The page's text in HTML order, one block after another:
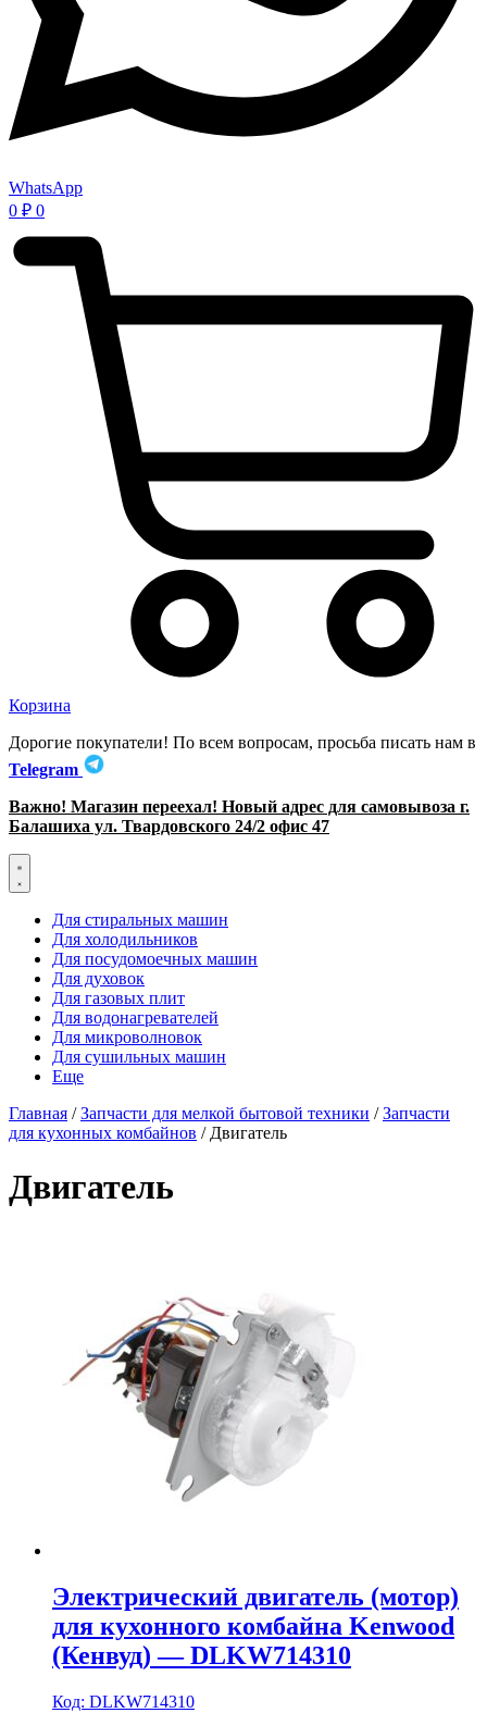
WhatsApp
0 ₽ 0
Корзина
Дорогие покупатели! По всем вопросам, просьба писать нам в
Telegram
Важно! Магазин переехал! Новый адрес для самовывоза г.
Балашиха ул. Твардовского 24/2 офис 47
Для стиральных машин
Для холодильников
Для посудомоечных машин
Для духовок
Для газовых плит
Для водонагревателей
Для микроволновок
Для сушильных машин
Еще
Главная /Запчасти для мелкой бытовой техники /Запчасти
для кухонных комбайнов / Двигатель
Двигатель
Электрический двигатель (мотор)
для кухонного комбайна Kenwood
(Кенвуд) — DLKW714310
Код: DLKW714310